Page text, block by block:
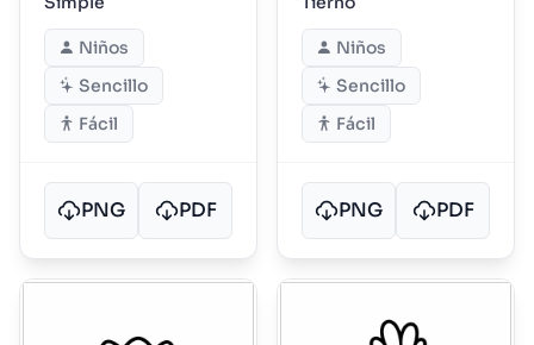
Niños
Sencillo
Fácil
PNG PDF
Niños
Sencillo
Fácil
PNG PDF